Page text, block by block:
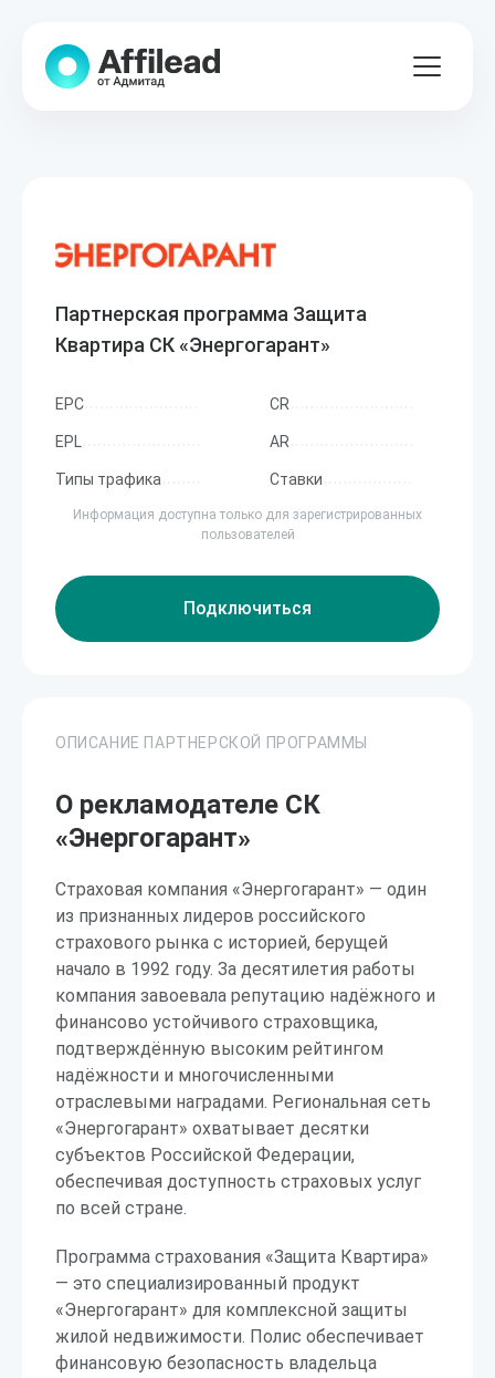
Партнерская программа Защита
Квартира СК «Энергогарант»
EPC CR
EPL AR
Типы трафика Ставки
Информация доступна только для зарегистрированных
пользователей
Подключиться
ОПИСАНИЕ ПАРТНЕРСКОЙ ПРОГРАММЫ
О рекламодателе СК
«Энергогарант»
Страховая компания «Энергогарант» — один
из признанных лидеров российского
страхового рынка с историей, берущей
начало в 1992 году. За десятилетия работы
компания завоевала репутацию надёжного и
финансово устойчивого страховщика,
подтверждённую высоким рейтингом
надёжности и многочисленными
отраслевыми наградами. Региональная сеть
«Энергогарант» охватывает десятки
субъектов Российской Федерации,
обеспечивая доступность страховых услуг
по всей стране.
Программа страхования «Защита Квартира»
— это специализированный продукт
«Энергогарант» для комплексной защиты
жилой недвижимости. Полис обеспечивает
финансовую безопасность владельца